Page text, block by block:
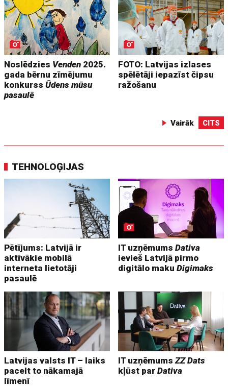
Noslēdzies Venden 2025.
gada bērnu zīmējumu
konkurssŪdens mūsu
pasaulē
FOTO: Latvijas izlases
spēlētāji iepazīst čipsu
ražošanu
Vairāk CITS
TEHNOLOĢIJAS
Pētījums: Latvijā ir
aktīvākie mobilā
interneta lietotāji
pasaulē
IT uzņēmumsDativa
ievieš Latvijā pirmo
digitālo makuDigimaks
Latvijas valsts IT – laiks
pacelt to nākamajā
līmenī
IT uzņēmumsZZ Dats
kļūst parDativa